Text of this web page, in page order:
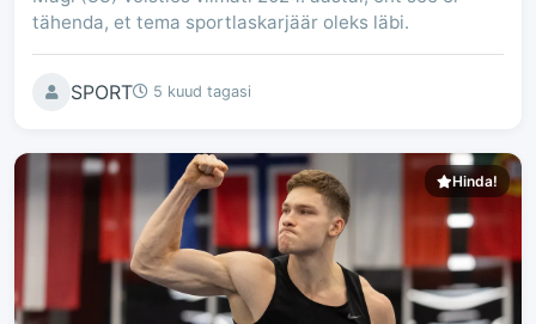
tähenda, et tema sportlaskarjäär oleks läbi.
SPORT 5 kuud tagasi
Hinda!